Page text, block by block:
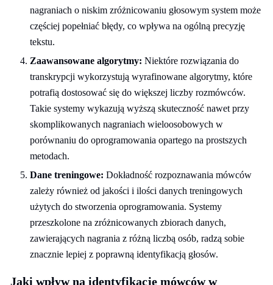
nagraniach o niskim zróżnicowaniu głosowym system może
częściej popełniać błędy, co wpływa na ogólną precyzję
tekstu.
Zaawansowane algorytmy: Niektóre rozwiązania do
transkrypcji wykorzystują wyrafinowane algorytmy, które
potrafią dostosować się do większej liczby rozmówców.
Takie systemy wykazują wyższą skuteczność nawet przy
skomplikowanych nagraniach wieloosobowych w
porównaniu do oprogramowania opartego na prostszych
metodach.
Dane treningowe: Dokładność rozpoznawania mówców
zależy również od jakości i ilości danych treningowych
użytych do stworzenia oprogramowania. Systemy
przeszkolone na zróżnicowanych zbiorach danych,
zawierających nagrania z różną liczbą osób, radzą sobie
znacznie lepiej z poprawną identyfikacją głosów.
Jaki wpływ na identyfikację mówców w